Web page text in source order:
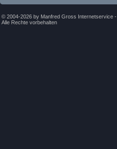
© 2004-2026 by Manfred Gross Internetservice -
Alle Rechte vorbehalten